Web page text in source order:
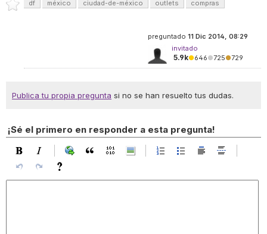
df méxico ciudad-de-méxico outlets compras
preguntado 11 Dic 2014, 08:29
invitado
5.9k●646●725●729
Publica tu propia pregunta si no se han resuelto tus dudas.
¡Sé el primero en responder a esta pregunta!